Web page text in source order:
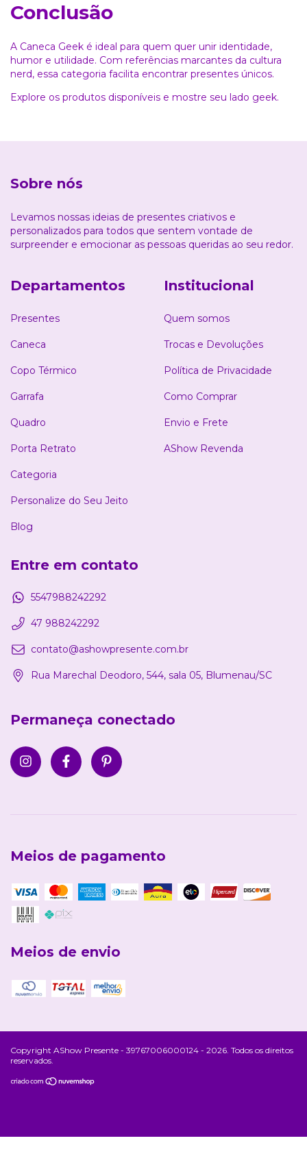
Conclusão
A Caneca Geek é ideal para quem quer unir identidade,
humor e utilidade. Com referências marcantes da cultura
nerd, essa categoria facilita encontrar presentes únicos.
Explore os produtos disponíveis e mostre seu lado geek.
Sobre nós
Levamos nossas ideias de presentes criativos e
personalizados para todos que sentem vontade de
surpreender e emocionar as pessoas queridas ao seu redor.
Departamentos
Presentes
Caneca
Copo Térmico
Garrafa
Quadro
Porta Retrato
Categoria
Personalize do Seu Jeito
Blog
Institucional
Quem somos
Trocas e Devoluções
Política de Privacidade
Como Comprar
Envio e Frete
AShow Revenda
Entre em contato
5547988242292
47 988242292
contato@ashowpresente.com.br
Rua Marechal Deodoro, 544, sala 05, Blumenau/SC
Permaneça conectado
Meios de pagamento
Meios de envio
Copyright AShow Presente - 39767006000124 - 2026. Todos os direitos
reservados.